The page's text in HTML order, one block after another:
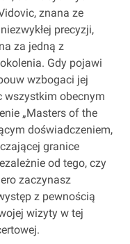
znana ze
precyzji,
za jedną z
Gdy pojawi
wzbogaci jej
wszystkim obecnym
„Masters of the
doświadczeniem,
granice
od tego, czy
zaczynasz
z pewnością
wizyty w tej